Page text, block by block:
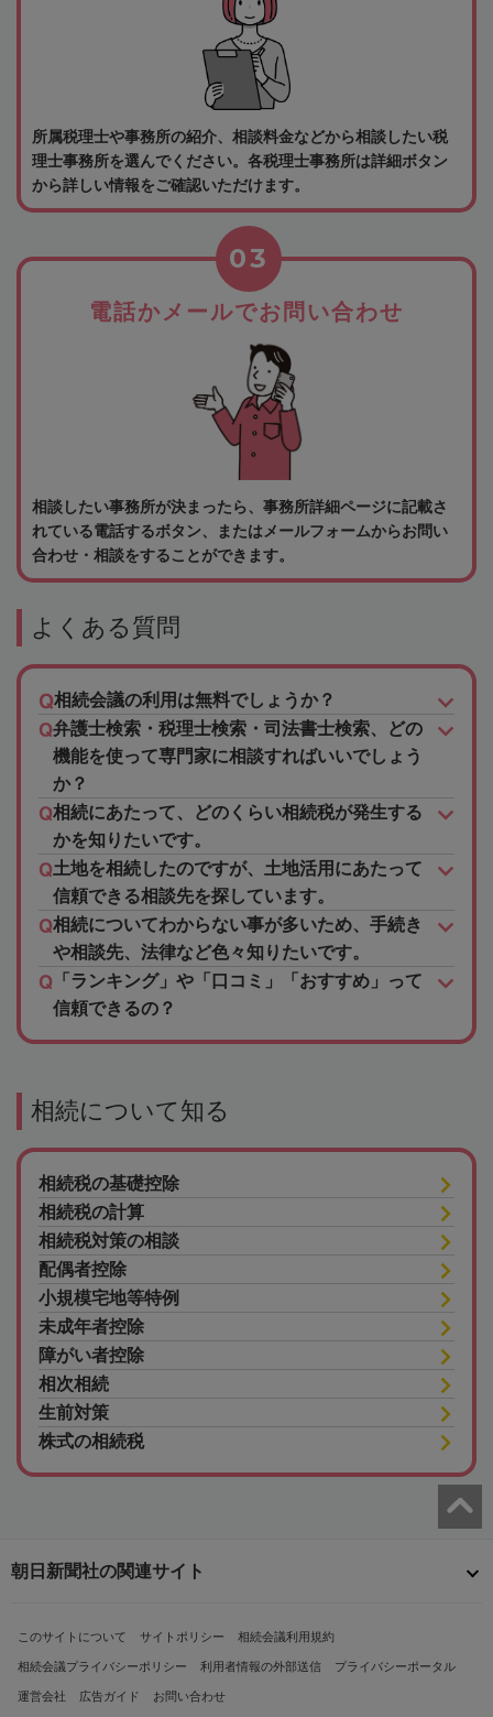
所属税理士や事務所の紹介、相談料金などから相談したい税
理士事務所を選んでください。各税理士事務所は詳細ボタン
から詳しい情報をご確認いただけます。
電話かメールでお問い合わせ
03
相談したい事務所が決まったら、事務所詳細ページに記載さ
れている電話するボタン、またはメールフォームからお問い
合わせ・相談をすることができます。
よくある質問
相続会議の利用は無料でしょうか？
弁護士検索・税理士検索・司法書士検索、どの
機能を使って専門家に相談すればいいでしょう
か？
相続にあたって、どのくらい相続税が発生する
かを知りたいです。
土地を相続したのですが、土地活用にあたって
信頼できる相談先を探しています。
相続についてわからない事が多いため、手続き
や相談先、法律など色々知りたいです。
「ランキング」や「口コミ」「おすすめ」って
信頼できるの？
相続について知る
相続税の基礎控除
相続税の計算
相続税対策の相談
配偶者控除
小規模宅地等特例
未成年者控除
障がい者控除
相次相続
生前対策
株式の相続税
朝日新聞社の関連サイト
このサイトについて サイトポリシー 相続会議利用規約
相続会議プライバシーポリシー 利用者情報の外部送信 プライバシーポータル
運営会社 広告ガイド お問い合わせ